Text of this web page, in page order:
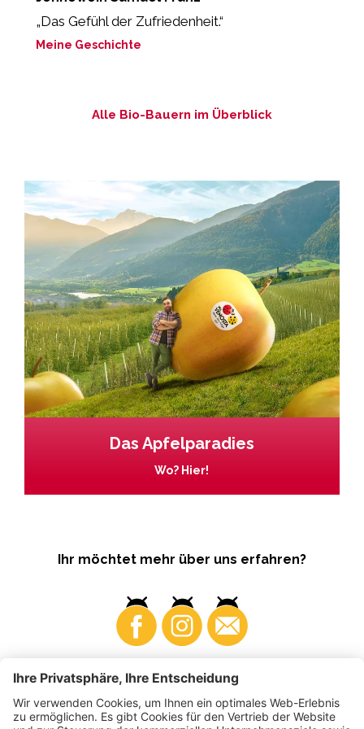
„Das Gefühl der Zufriedenheit.“
Meine Geschichte
Alle Bio-Bauern im Überblick
Das Apfelparadies
Wo? Hier!
Ihr möchtet mehr über uns erfahren?
Business Produzenten